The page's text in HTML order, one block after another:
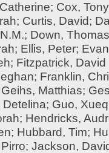
; Cox, Tony
; Curtis, David;
; Down, Thomas
; Ellis, Peter;
; Fitzpatrick, David
; Franklin,
Geihs, Matthias;
; Guo,
; Hendricks,
; Hubbard, Tim;
; Jackson,